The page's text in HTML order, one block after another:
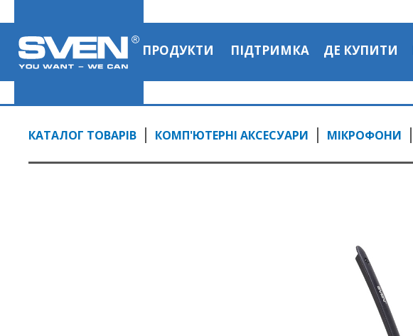
ПРОДУКТИ ПІДТРИМКА ДЕ КУПИТИ
КАТАЛОГ ТОВАРІВ КОМП'ЮТЕРНІ АКСЕСУАРИ МІКРОФОНИ